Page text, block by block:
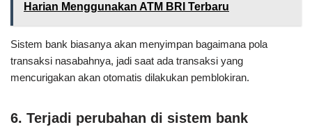
Harian Menggunakan ATM BRI Terbaru
Sistem bank biasanya akan menyimpan bagaimana pola
transaksi nasabahnya, jadi saat ada transaksi yang
mencurigakan akan otomatis dilakukan pemblokiran.
6. Terjadi perubahan di sistem bank